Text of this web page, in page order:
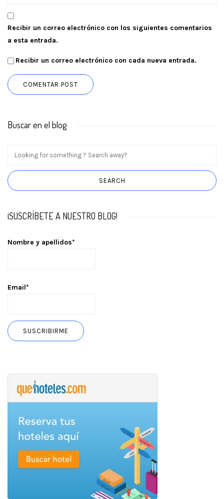
Recibir un correo electrónico con los siguientes comentarios
a esta entrada.
Recibir un correo electrónico con cada nueva entrada.
Buscar en el blog
¡SUSCRÍBETE A NUESTRO BLOG!
Nombre y apellidos*
Email*